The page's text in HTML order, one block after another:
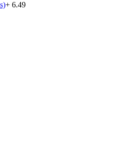
+ 6.49